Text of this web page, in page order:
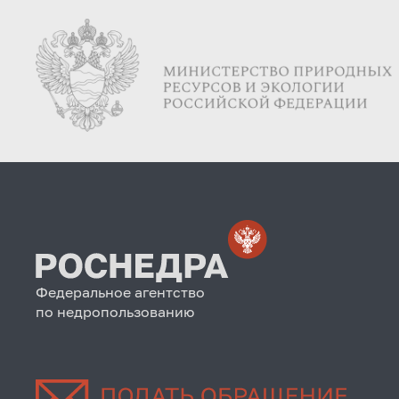
Федеральное агентство
по недропользованию